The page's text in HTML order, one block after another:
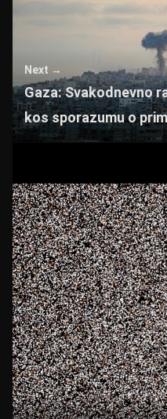
Next →
Gaza: Svakodnevno
kos sporazumu o